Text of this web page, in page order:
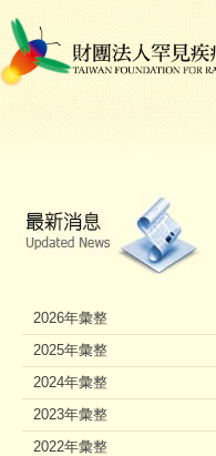
2026年彙整
2025年彙整
2024年彙整
2023年彙整
2022年彙整